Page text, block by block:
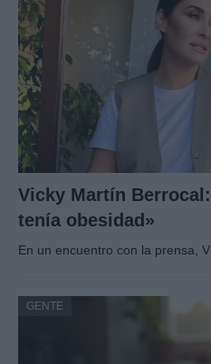
Vicky Martín
tenía obesidad»
En un encuentro con la prensa,
GENTE